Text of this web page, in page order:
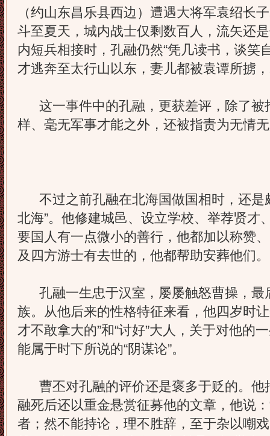
（约山东昌乐县西边）遭遇大将军袁绍长
斗至夏天，城内战士仅剩数百人，流矢还
内短兵相接时，孔融仍然“凭几读书，谈笑
才逃奔至太行山以东，妻儿都被袁谭所掳
这一事件中的孔融，更获差评，除了被
样、毫无军事才能之外，还被指责为无情
不过之前孔融在北海国做国相时，还是
北海”。他修建城邑、设立学校、举荐贤才
要国人有一点微小的善行，他都加以称赞
及四方游士有去世的，他都帮助安葬他们。
孔融一生忠于汉室，屡屡触怒曹操，最
族。从他后来的性格特征来看，他四岁时
才不敢拿大的”和“讨好”大人，关于对他的
能属于时下所说的“阴谋论”。
曹丕对孔融的评价还是褒多于贬的。他
融死后还以重金悬赏征募他的文章，他说
者；然不能持论，理不胜辞，至于杂以嘲